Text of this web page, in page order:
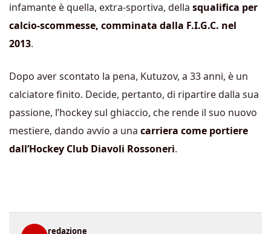
infamante è quella, extra-sportiva, della squalifica per
calcio-scommesse, comminata dalla F.I.G.C. nel
2013.
Dopo aver scontato la pena, Kutuzov, a 33 anni, è un
calciatore finito. Decide, pertanto, di ripartire dalla sua
passione, l’hockey sul ghiaccio, che rende il suo nuovo
mestiere, dando avvio a una carriera come portiere
dall’Hockey Club Diavoli Rossoneri.
redazione